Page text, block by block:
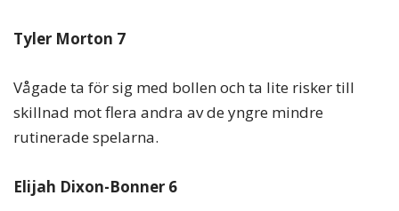
Tyler Morton 7
Vågade ta för sig med bollen och ta lite risker till
skillnad mot flera andra av de yngre mindre
rutinerade spelarna.
Elijah Dixon-Bonner 6